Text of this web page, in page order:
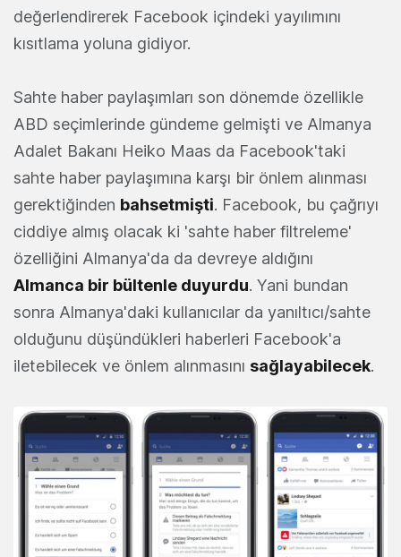
değerlendirerek Facebook içindeki yayılımını
kısıtlama yoluna gidiyor.
Sahte haber paylaşımları son dönemde özellikle
ABD seçimlerinde gündeme gelmişti ve Almanya
Adalet Bakanı Heiko Maas da Facebook'taki
sahte haber paylaşımına karşı bir önlem alınması
gerektiğinden bahsetmişti. Facebook, bu çağrıyı
ciddiye almış olacak ki 'sahte haber filtreleme'
özelliğini Almanya'da da devreye aldığını
Almanca bir bültenle duyurdu. Yani bundan
sonra Almanya'daki kullanıcılar da yanıltıcı/sahte
olduğunu düşündükleri haberleri Facebook'a
iletebilecek ve önlem alınmasını sağlayabilecek.